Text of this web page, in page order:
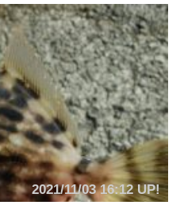
2021/11/03 16:12 UP!